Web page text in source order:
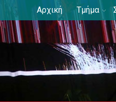
Αρχική Τμήμα